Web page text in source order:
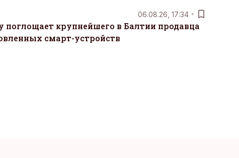
06.08.26, 17:34
поглощает крупнейшего в Балтии продавца
смарт-устройств